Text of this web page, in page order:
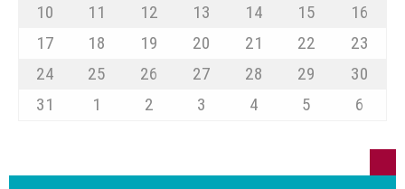
10
11 12 13 14 15
16
17
18 19 20 21 22
23
24
25 26 27 28 29
30
31
1 2 3 4 5 6